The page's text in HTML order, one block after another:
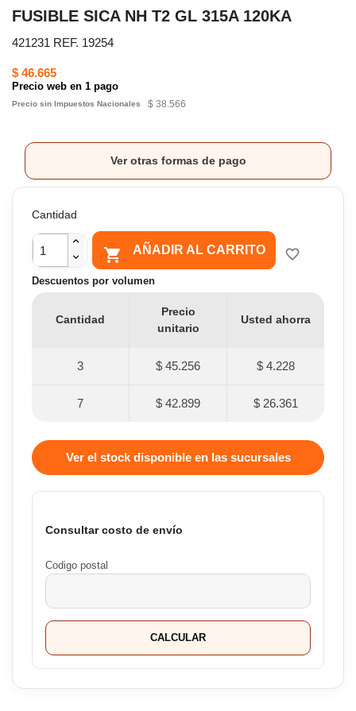
FUSIBLE SICA NH T2 GL 315A 120KA
421231 REF. 19254
$ 46.665
Precio web en 1 pago
Precio sin Impuestos Nacionales $ 38.566
Ver otras formas de pago
Cantidad
 AÑADIR AL CARRITO favorite_border
Descuentos por volumen
Cantidad
Precio
unitario
Usted ahorra
3 $ 45.256 $ 4.228
7 $ 42.899 $ 26.361
Ver el stock disponible en las sucursales
Consultar costo de envío
Codigo postal
CALCULAR